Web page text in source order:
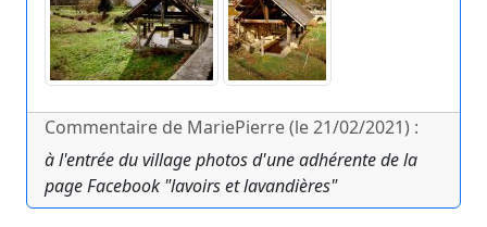
Commentaire de MariePierre (le 21/02/2021) :
à l'entrée du village photos d'une adhérente de la
page Facebook "lavoirs et lavandières"